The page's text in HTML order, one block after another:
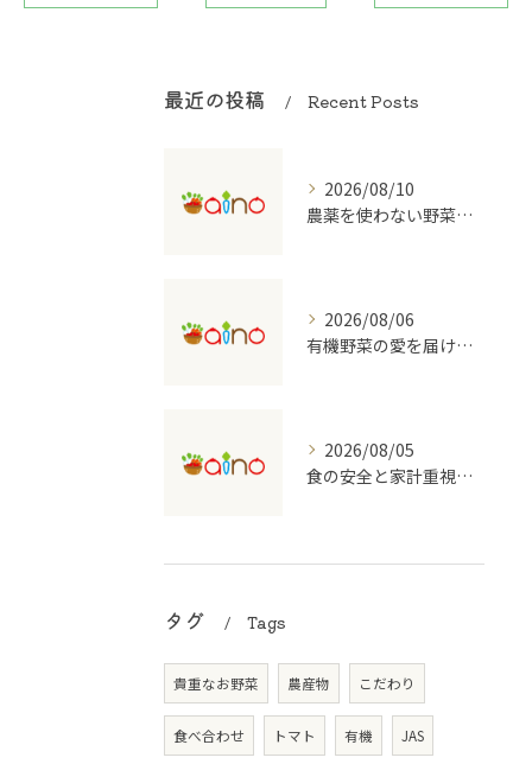
最近の投稿 Recent Posts
2026/08/10
農薬を使わない野菜宅配がもたらす安心と健康
2026/08/06
有機野菜の愛を届ける宅配の魅力
2026/08/05
食の安全と家計重視の有機野菜宅配を大阪府で始めるコツ
タグ Tags
貴重なお野菜 農産物 こだわり
食べ合わせ トマト 有機 JAS